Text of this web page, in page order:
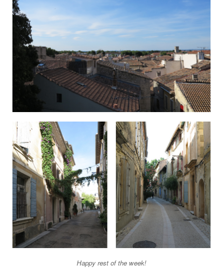
Happy rest of the week!